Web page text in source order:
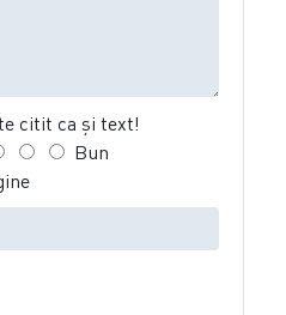
citit ca şi text!
Bun